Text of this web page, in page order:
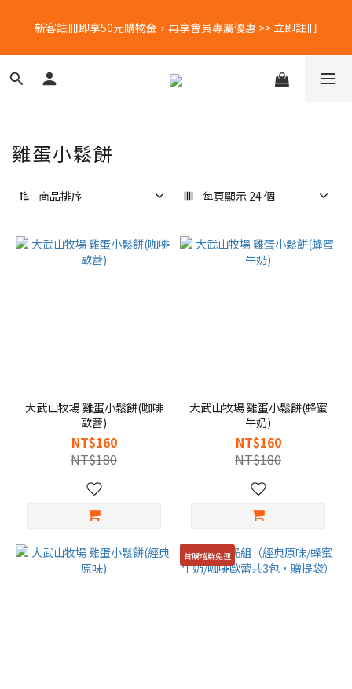
新客註冊即享50元購物金，再享會員專屬優惠 >> 立即註冊
新客註冊即享50元購物金，再享會員專屬優惠 >> 立即註冊
每月蛋粉專屬優惠！5號會員日🐣 25號蛋白補給日🥚 立刻查看
新客註冊即享50元購物金，再享會員專屬優惠 >> 立即註冊
雞蛋小鬆餅
商品排序 每頁顯示 24 個
大武山牧場 雞蛋小鬆餅(咖啡
歐蕾)
NT$160
NT$180
大武山牧場 雞蛋小鬆餅(蜂蜜
牛奶)
NT$160
NT$180
首購嚐鮮免運